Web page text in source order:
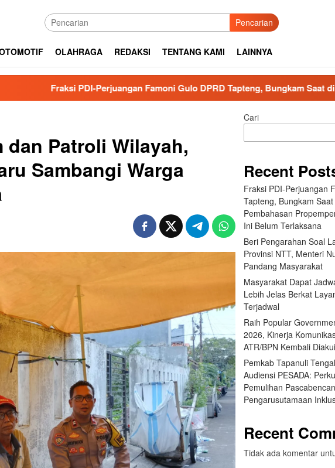
Pencarian
OLAHRAGA REDAKSI TENTANG KAMI LAINNYA
PDI-Perjuangan Famoni Gulo DPRD Tapteng, Bungkam Saat di Tanya Terkait
Patroli Wilayah,
Sambangi Warga
Cari
Recent
Fraksi PDI-Perjuangan
Tapteng, Bungkam
Pembahasan
Ini Belum Terlaksana
Beri Pengarahan Soal
Provinsi NTT, Menteri
Pandang Masyarakat
Masyarakat Dapat
Lebih Jelas Berkat
Terjadwal
Raih Popular
2026, Kinerja
ATR/BPN Kembali Diakui
Pemkab Tapanuli
Audiensi PESADA:
Pemulihan
Pengarusutamaan
Recent
Tidak ada komentar